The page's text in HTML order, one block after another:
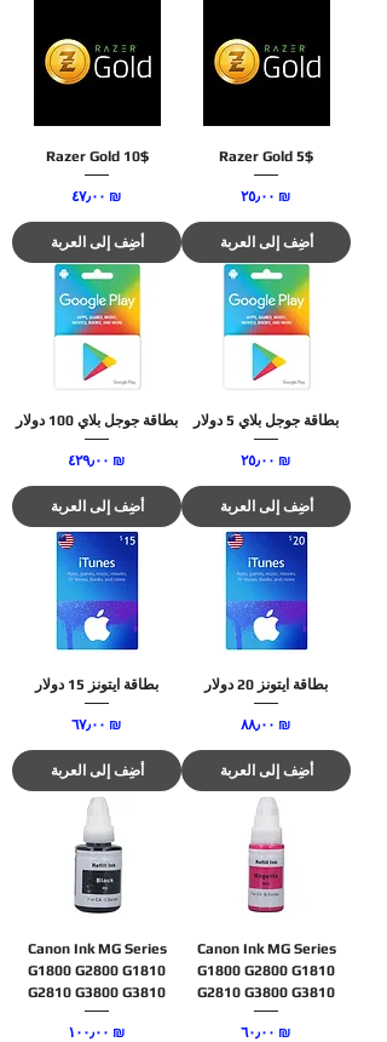
Razer Gold 10$
السعر ‏٤٧٫٠٠ ₪
أضِف إلى العربة
Razer Gold 5$
السعر ‏٢٥٫٠٠ ₪
أضِف إلى العربة
بطاقة جوجل بلاي 100 دولار
السعر ‏٤٢٩٫٠٠ ₪
أضِف إلى العربة
بطاقة جوجل بلاي 5 دولار
السعر ‏٢٥٫٠٠ ₪
أضِف إلى العربة
بطاقة ايتونز 15 دولار
السعر ‏٦٧٫٠٠ ₪
أضِف إلى العربة
بطاقة ايتونز 20 دولار
السعر ‏٨٨٫٠٠ ₪
أضِف إلى العربة
Canon Ink MG Series
G1800 G2800 G1810
G2810 G3800 G3810
السعر ‏١٠٠٫٠٠ ₪
Canon Ink MG Series
G1800 G2800 G1810
G2810 G3800 G3810
السعر ‏٦٠٫٠٠ ₪